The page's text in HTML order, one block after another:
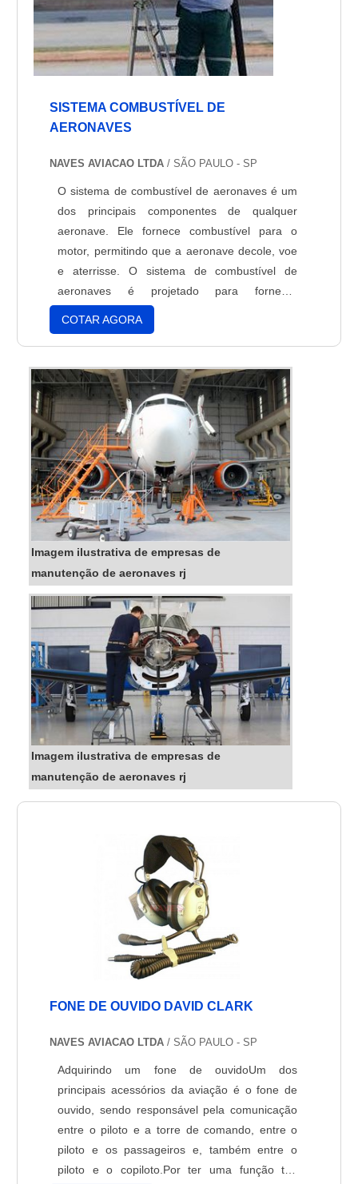
SISTEMA COMBUSTÍVEL DE
AERONAVES
NAVES AVIACAO LTDA/ SÃO PAULO - SP
O sistema de combustível de aeronaves é um
dos principais componentes de qualquer
aeronave. Ele fornece combustível para o
motor, permitindo que a aeronave decole, voe
e aterrisse. O sistema de combustível de
aeronaves é projetado para fornecer
combustível de forma segura e eficiente,
garantindo que a aeronave possa realizar suas
tarefas de forma segura e eficaz. O sistema de
combustível de aeronaves é projetado para
atender às necessidades de segurança,
desempenho e confiabilidade.
COTAR AGORA
Imagem ilustrativa de empresas de
manutenção de aeronaves rj
Imagem ilustrativa de empresas de
manutenção de aeronaves rj
FONE DE OUVIDO DAVID CLARK
NAVES AVIACAO LTDA / SÃO PAULO - SP
Adquirindo um fone de ouvidoUm dos
principais acessórios da aviação é o fone de
ouvido, sendo responsável pela comunicação
entre o piloto e a torre de comando, entre o
piloto e os passageiros e, também entre o
piloto e o copiloto.Por ter uma função tão